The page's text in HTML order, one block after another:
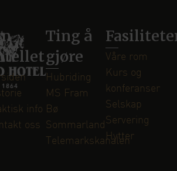
info
oss
Ting å
gjøre
Hubriding
MS Fram
Bø
Sommarland
Telemarkskanalen
Våre rom
Kurs og
konferanser
Selskap
Servering
Hytter